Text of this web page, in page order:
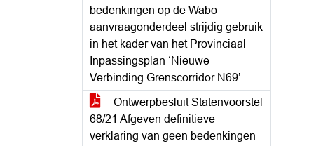
bedenkingen op de Wabo
aanvraagonderdeel strijdig gebruik
in het kader van het Provinciaal
Inpassingsplan ‘Nieuwe
Verbinding Grenscorridor N69’
Ontwerpbesluit Statenvoorstel
68/21 Afgeven definitieve
verklaring van geen bedenkingen